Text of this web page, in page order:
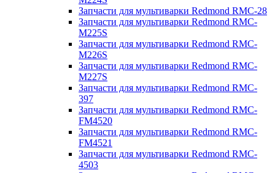
Запчасти для мультиварки Redmond RMC-28
Запчасти для мультиварки Redmond RMC-
M225S
Запчасти для мультиварки Redmond RMC-
M226S
Запчасти для мультиварки Redmond RMC-
M227S
Запчасти для мультиварки Redmond RMC-
397
Запчасти для мультиварки Redmond RMC-
FM4520
Запчасти для мультиварки Redmond RMC-
FM4521
Запчасти для мультиварки Redmond RMC-
4503